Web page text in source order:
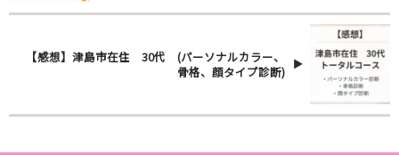
【感想】津島市在住 30代 (パーソナルカラー、
骨格、顔タイプ診断)